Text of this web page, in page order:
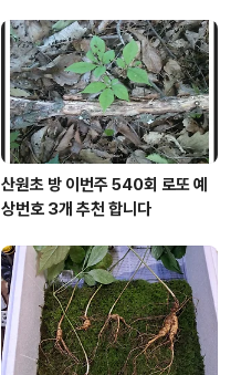
산원초 방 이번주 540회 로또 예
상번호 3개 추천 합니다